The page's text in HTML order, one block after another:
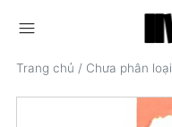
menu
Trang chủ / Chưa phân loại